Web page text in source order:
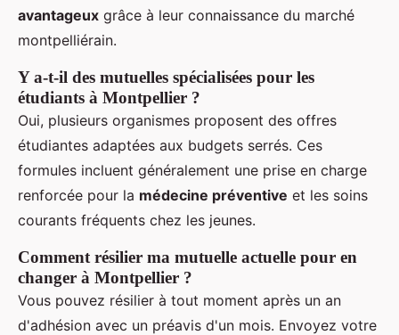
avantageux grâce à leur connaissance du marché
montpelliérain.
Y a-t-il des mutuelles spécialisées pour les
étudiants à Montpellier ?
Oui, plusieurs organismes proposent des offres
étudiantes adaptées aux budgets serrés. Ces
formules incluent généralement une prise en charge
renforcée pour la médecine préventive et les soins
courants fréquents chez les jeunes.
Comment résilier ma mutuelle actuelle pour en
changer à Montpellier ?
Vous pouvez résilier à tout moment après un an
d'adhésion avec un préavis d'un mois. Envoyez votre